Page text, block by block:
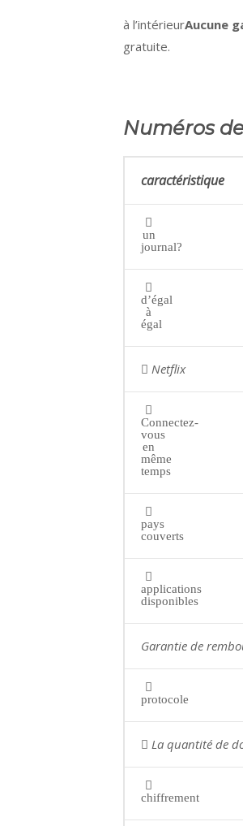
à l’intérieurAucune
gratuite.
Numéros
caractéristique
un
journal?
d’égal
à
égal
Netflix
Connectez-
vous
en
même
temps
pays
couverts
applications
disponibles
Garantie de
protocole
La quantité de
chiffrement